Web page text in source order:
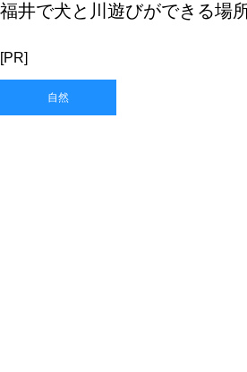
福井で犬と川遊びができる場
[PR]
自然